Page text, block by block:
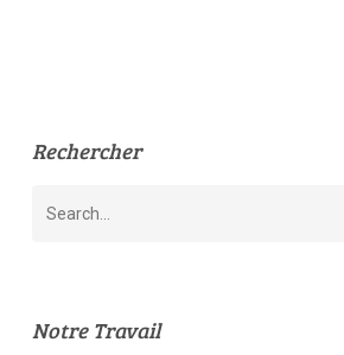
Rechercher
Notre Travail